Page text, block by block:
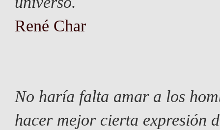
René Char
No haría falta amar a los
hacer mejor cierta expresión